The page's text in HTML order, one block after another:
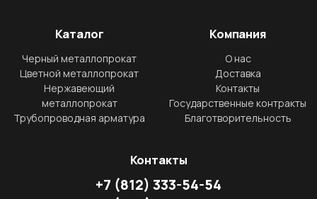
Каталог
Черный металлопрокат
Цветной металлопрокат
Нержавеющий
металлопрокат
Трубопроводная арматура
Компания
О нас
Доставка
Контакты
Государственные контракты
Благотворительность
Контакты
+7 (812) 333-54-54